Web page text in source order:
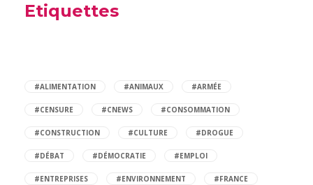
Etiquettes
#ALIMENTATION #ANIMAUX #ARMÉE
#CENSURE #CNEWS #CONSOMMATION
#CONSTRUCTION #CULTURE #DROGUE
#DÉBAT #DÉMOCRATIE #EMPLOI
#ENTREPRISES #ENVIRONNEMENT #FRANCE